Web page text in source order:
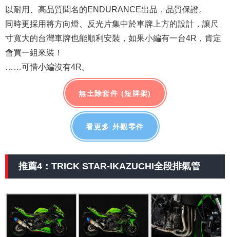
以耐用、高品質聞名的ENDURANCE出品，品質保證。
同時更採用將方向燈、反光片集中於車牌上方的設計，讓尺
寸寬大的台灣車牌也能順利安裝，如果小編有一台4R，肯定
會買一組來裝！
……可惜小編沒有4R。
無土除套件 (短牌架)
看更多 外觀零件
推薦4：TRICK STAR-IKAZUCHI全段排氣管